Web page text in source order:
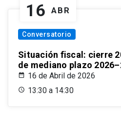
16 ABR
Conversatorio
Situación fiscal: cierre
de mediano plazo
16 de Abril de 2026
13:30 a 14:30